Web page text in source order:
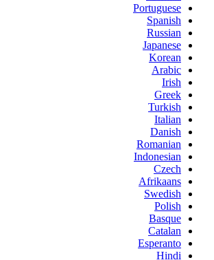
Portuguese
Spanish
Russian
Japanese
Korean
Arabic
Irish
Greek
Turkish
Italian
Danish
Romanian
Indonesian
Czech
Afrikaans
Swedish
Polish
Basque
Catalan
Esperanto
Hindi